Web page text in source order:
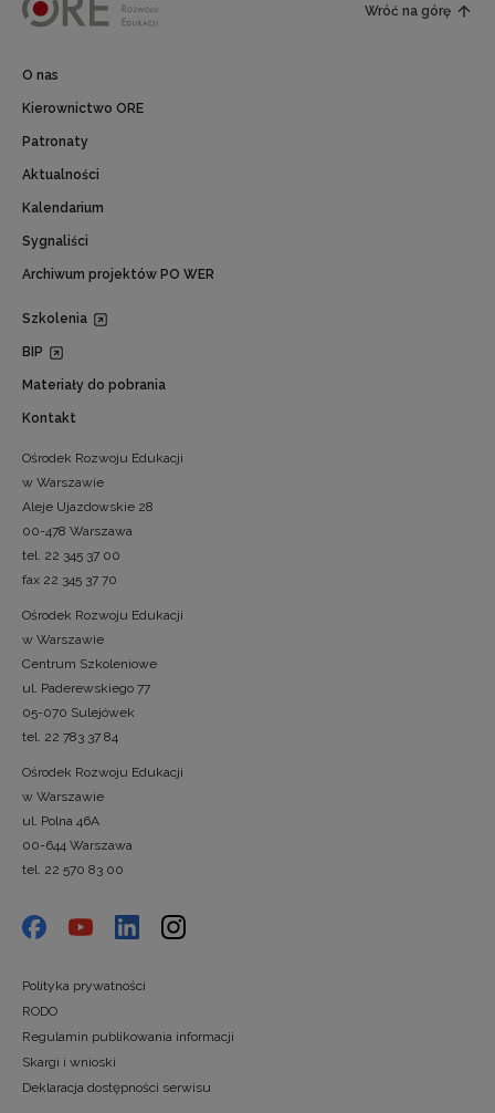
Wróć na górę
O nas
Kierownictwo ORE
Patronaty
Aktualności
Kalendarium
Sygnaliści
Archiwum projektów PO WER
Szkolenia
BIP
Materiały do pobrania
Kontakt
Ośrodek Rozwoju Edukacji
w Warszawie
Aleje Ujazdowskie 28
00-478 Warszawa
tel. 22 345 37 00
fax 22 345 37 70
Ośrodek Rozwoju Edukacji
w Warszawie
Centrum Szkoleniowe
ul. Paderewskiego 77
05-070 Sulejówek
tel. 22 783 37 84
Ośrodek Rozwoju Edukacji
w Warszawie
ul. Polna 46A
00-644 Warszawa
tel. 22 570 83 00
Polityka prywatności
RODO
Regulamin publikowania informacji
Skargi i wnioski
Deklaracja dostępności serwisu